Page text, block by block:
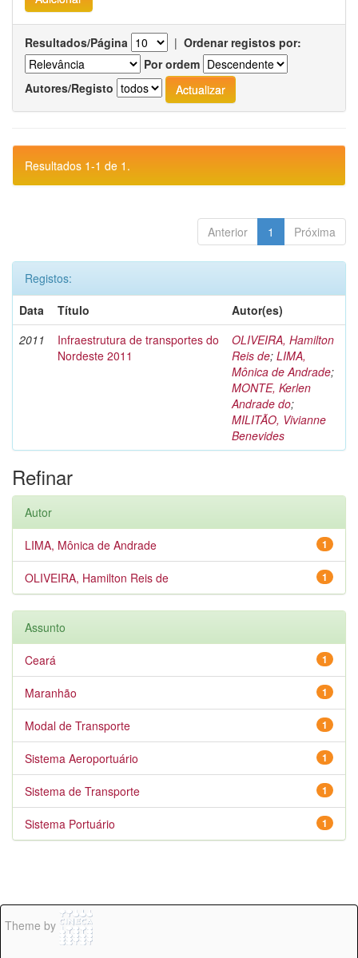
Resultados/Página | Ordenar registos por:
Por ordem
Autores/Registo
Resultados 1-1 de 1.
Anterior 1 Próxima
Registos:
Data
Título
Autor(es)
2011
Infraestrutura de transportes do
Nordeste 2011
OLIVEIRA, Hamilton
Reis de; LIMA,
Mônica de Andrade;
MONTE, Kerlen
Andrade do;
MILITÃO, Vivianne
Benevides
Refinar
Autor
1
LIMA, Mônica de Andrade
1
OLIVEIRA, Hamilton Reis de
Assunto
1
Ceará
1
Maranhão
1
Modal de Transporte
1
Sistema Aeroportuário
1
Sistema de Transporte
1
Sistema Portuário
Theme by